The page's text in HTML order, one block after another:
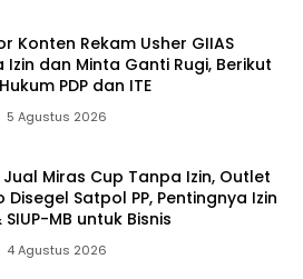
Konten Rekam Usher GIIAS
Izin dan Minta Ganti Rugi, Berikut
PDP dan ITE
5 Agustus 2026
Miras Cup Tanpa Izin, Outlet
Disegel Satpol PP, Pentingnya Izin
SIUP-MB untuk Bisnis
4 Agustus 2026